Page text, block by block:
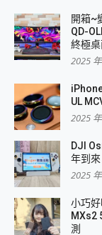
開箱~
QD-
終極
2025
UL
2025
DJI
年到
2025
小巧
MXs2
測